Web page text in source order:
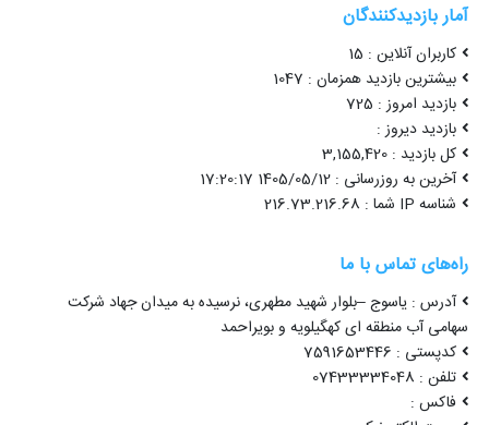
آمار بازدیدکنندگان
کاربران آنلاین : 15
بیشترین بازدید همزمان : 1047
بازدید امروز : 725
بازدید دیروز :
کل بازدید : 3,155,420
آخرین به روزرسانی : 1405/05/12 17:20:17
شناسه IP شما : 216.73.216.68
راه‌های تماس با ما
آدرس : یاسوج –بلوار شهید مطهری، نرسیده به میدان جهاد شرکت
سهامی آب منطقه ای کهگیلویه و بویراحمد
کدپستی : 7591653446
تلفن : 07433334048
فاکس :